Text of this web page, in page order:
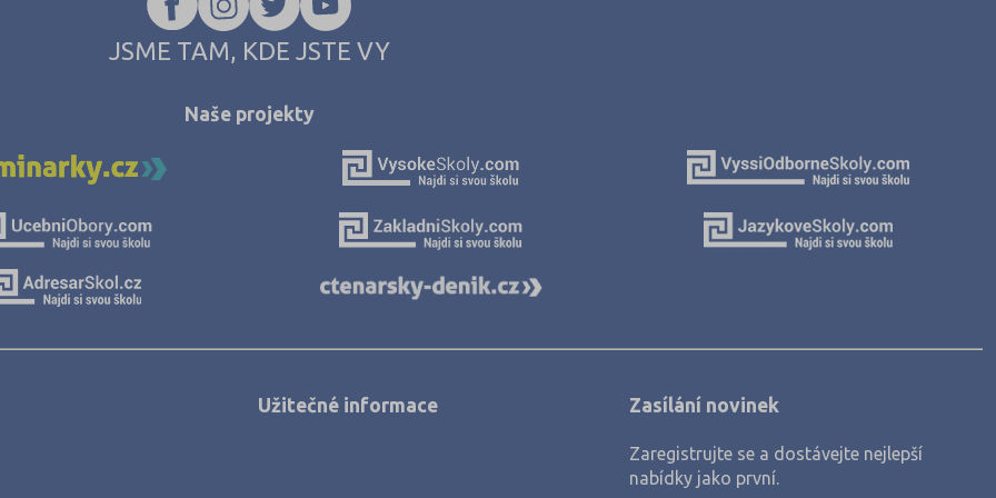
JSME TAM, KDE JSTE VY
Naše projekty
Užitečné informace Zasílání novinek
Zaregistrujte se a dostávejte nejlepší
nabídky jako první.